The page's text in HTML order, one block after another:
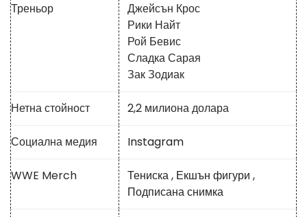
Треньор
Джейсън Крос
Рики Найт
Рой Бевис
Сладка Сарая
Зак Зодиак
Нетна стойност 2,2 милиона долара
Социална медия Instagram
WWE Merch Тениска, Екшън фигури ,
Подписана снимка